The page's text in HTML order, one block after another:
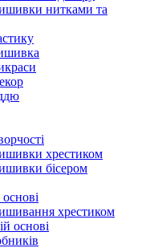
нитками та
хрестиком
бісером
хрестиком
основі